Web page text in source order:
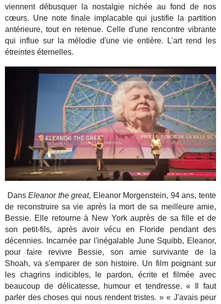
viennent débusquer la nostalgie nichée au fond de nos
cœurs. Une note finale implacable qui justifie la partition
antérieure, tout en retenue. Celle d'une rencontre vibrante
qui influe sur la mélodie d'une vie entière. L'art rend les
étreintes éternelles.
DansEleanor the great, Eleanor Morgenstein, 94 ans, tente
de reconstruire sa vie après la mort de sa meilleure amie,
Bessie. Elle retourne à New York auprès de sa fille et de
son petit-fils, après avoir vécu en Floride pendant des
décennies. Incarnée par l'inégalable June Squibb, Eleanor,
pour faire revivre Bessie, son amie survivante de la
Shoah, va s'emparer de son histoire. Un film poignant sur
les chagrins indicibles, le pardon, écrite et filmée avec
beaucoup de délicatesse, humour et tendresse. « Il faut
parler des choses qui nous rendent tristes. » « J'avais peur